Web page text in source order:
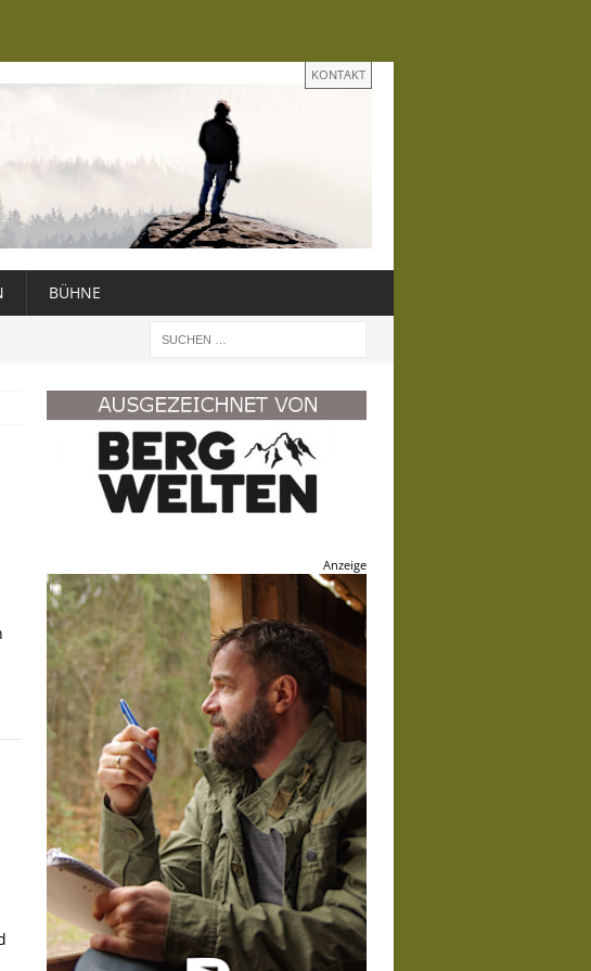
KONTAKT
BÜHNE
Anzeige